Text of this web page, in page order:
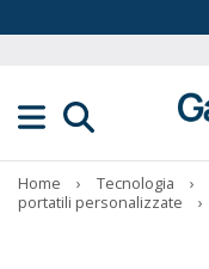
Home › Tecnologia ›
portatili personalizzate
›